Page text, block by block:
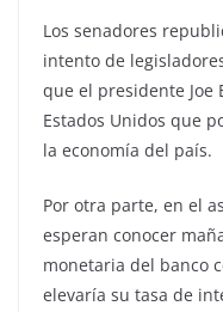
Los senadores
intento de
que el presidente
Estados Unidos que
la economía del país.
Por otra parte, en el
esperan conocer
monetaria del banco
elevaría su tasa de